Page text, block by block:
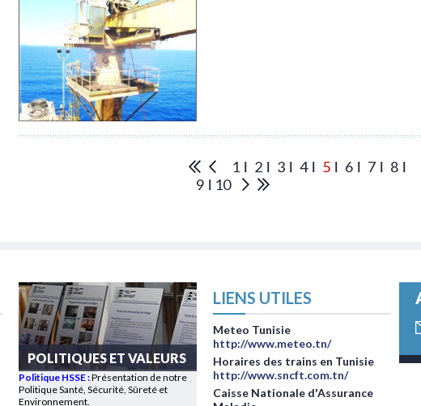
1 2 3 4 5 6 7
8
9
10
POLITIQUES ET VALEURS
Politique HSSE:Présentation de notre
Politique Santé, Sécurité, Sûreté et
Environnement.
LIENS UTILES
Meteo Tunisie
http://www.meteo.tn/
Horaires des trains en Tunisie
http://www.sncft.com.tn/
Caisse Nationale d'Assurance